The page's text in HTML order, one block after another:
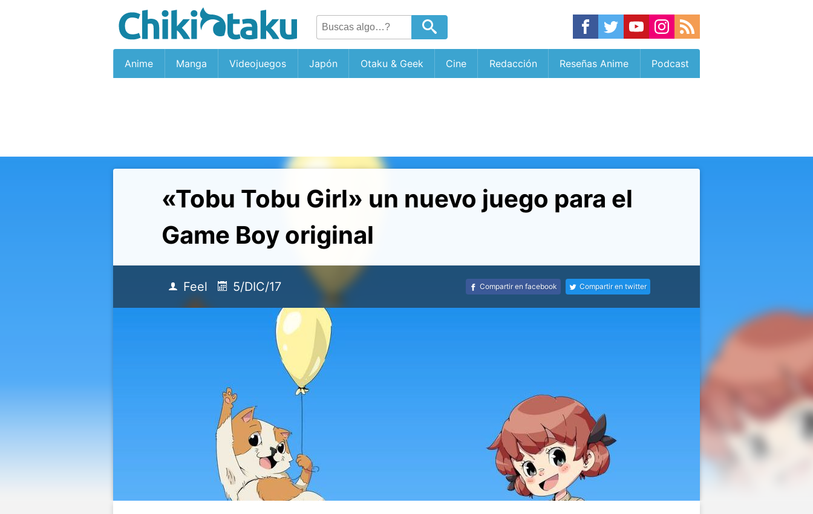
Anime Manga Videojuegos Japón Otaku & Geek Cine Redacción Reseñas Anime Podcast
«Tobu Tobu Girl» un nuevo juego para el
Game Boy original
Feel 5/DIC/17 Compartir en facebook Compartir en twitter